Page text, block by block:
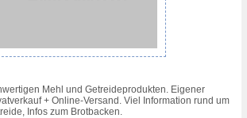
Mehl und Getreideprodukten. Eigener
+ Online-Versand. Viel Information rund um
Infos zum Brotbacken.